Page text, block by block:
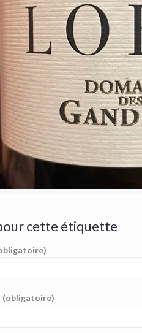
cette étiquette
(obligatoire)